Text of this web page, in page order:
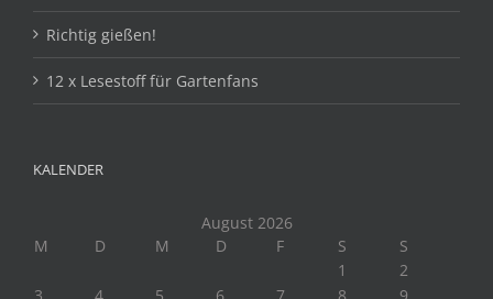
Richtig gießen!
12 x Lesestoff für Gartenfans
KALENDER
August 2026
M
D M D F S
S
1
2